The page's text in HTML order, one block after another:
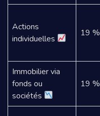
Actions
individuelles
19 %
Immobilier via
fonds ou
sociétés
19 %